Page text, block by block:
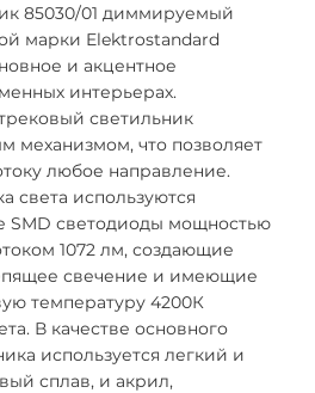
85030/01 диммируемый
марки Elektrostandard
и акцентное
интерьерах.
светильник
механизмом, что позволяет
любое направление.
света используются
SMD светодиоды мощностью
1072 лм, создающие
свечение и имеющие
температуру 4200К
В качестве основного
используется легкий и
сплав, и акрил,